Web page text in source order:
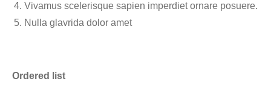
Vivamus scelerisque sapien imperdiet ornare posuere.
Nulla glavrida dolor amet
Ordered list